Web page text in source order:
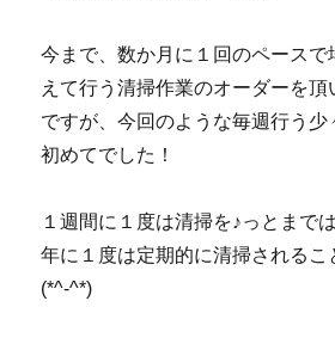
今まで、数か月に１回のペースで
えて行う清掃作業のオーダーを
ですが、今回のような毎週行う少
初めてでした！
１週間に１度は清掃を♪っとまで
年に１度は定期的に清掃されるこ
(*^-^*)